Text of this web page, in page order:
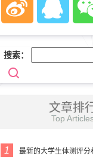
搜索：
文章排
Top
最新的大学生体测评分